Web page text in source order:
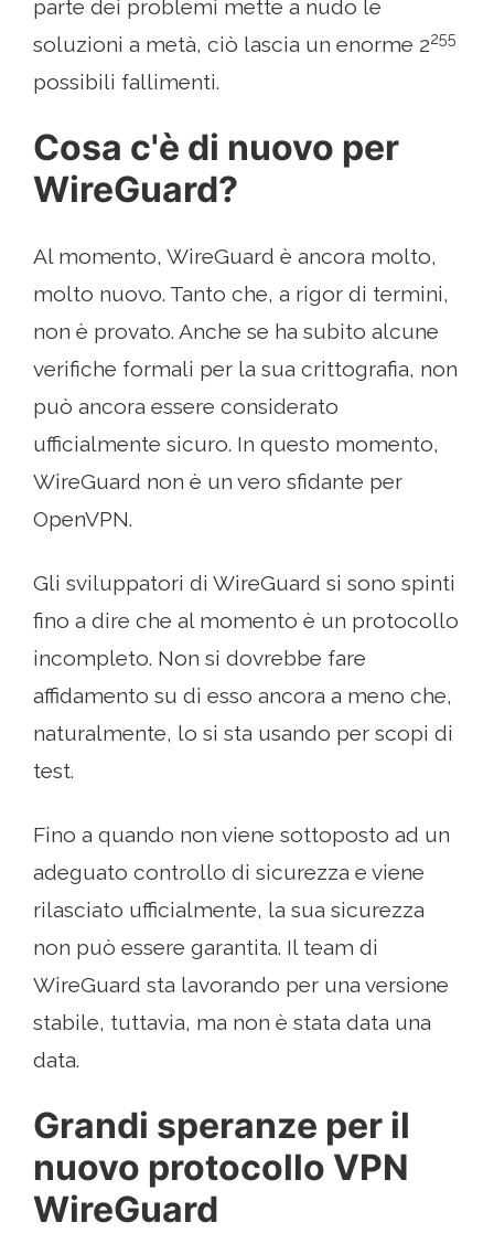
parte dei problemi mette a nudo le
soluzioni a metà, ciò lascia un enorme 2255
possibili fallimenti.
Cosa c'è di nuovo per
WireGuard?
Al momento, WireGuard è ancora molto,
molto nuovo. Tanto che, a rigor di termini,
non è provato. Anche se ha subito alcune
verifiche formali per la sua crittografia, non
può ancora essere considerato
ufficialmente sicuro. In questo momento,
WireGuard non è un vero sfidante per
OpenVPN.
Gli sviluppatori di WireGuard si sono spinti
fino a dire che al momento è un protocollo
incompleto. Non si dovrebbe fare
affidamento su di esso ancora a meno che,
naturalmente, lo si sta usando per scopi di
test.
Fino a quando non viene sottoposto ad un
adeguato controllo di sicurezza e viene
rilasciato ufficialmente, la sua sicurezza
non può essere garantita. Il team di
WireGuard sta lavorando per una versione
stabile, tuttavia, ma non è stata data una
data.
Grandi speranze per il
nuovo protocollo VPN
WireGuard